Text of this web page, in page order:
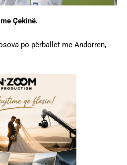
Çekinë.
po përballet me Andorren,